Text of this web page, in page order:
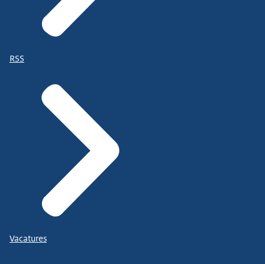
RSS
Vacatures